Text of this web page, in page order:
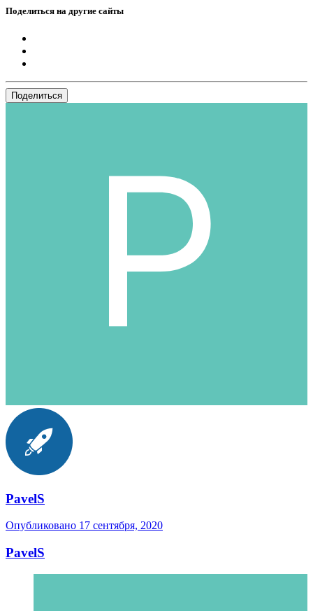
Поделиться на другие сайты
Поделиться
PavelS
Опубликовано 17 сентября, 2020
PavelS